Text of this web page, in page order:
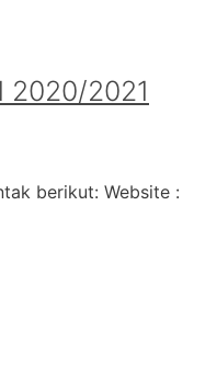
2020/2021
berikut: Website :